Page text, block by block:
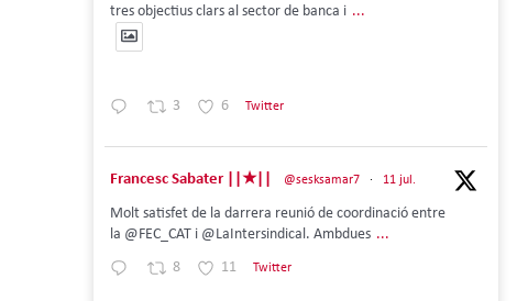
tres objectius clars al sector de banca i ...
3 6 Twitter
Francesc Sabater ||★|| @sesksamar7 · 11 jul.
Molt satisfet de la darrera reunió de coordinació entre
la @FEC_CAT i @LaIntersindical. Ambdues ...
8 11 Twitter